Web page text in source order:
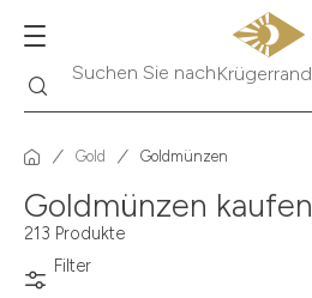
Suchen Sie nachKrügerrand
Gold Goldmünzen
Goldmünzen kaufen
213 Produkte
Filter